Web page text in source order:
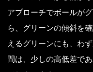
アプローチでボールが
ら、グリーンの傾斜を
えるグリーンにも、わ
間は、少しの高低差で